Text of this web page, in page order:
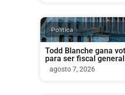
Politica
Todd Blanche gana
para ser fiscal
agosto 7, 2026